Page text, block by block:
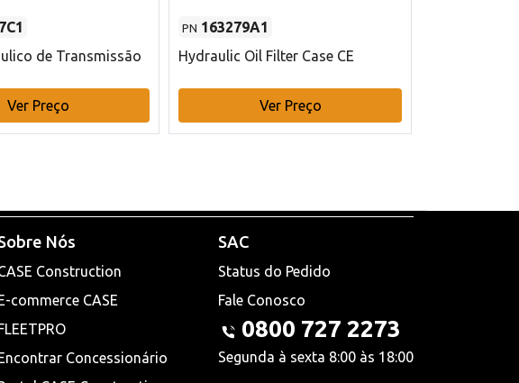
de Transmissão
Ver Preço
PN 163279A1
Hydraulic Oil Filter Case CE
Ver Preço
Nós
Construction
E-commerce CASE
FLEETPRO
Encontrar Concessionário
SAC
Status do Pedido
Fale Conosco
0800 727 2273
Segunda à sexta 8:00 às 18:00